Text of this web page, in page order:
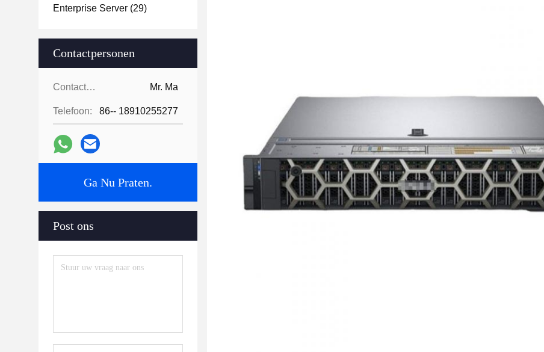
Enterprise Server (29)
Contactpersonen
Contactpersonen: Mr. Ma
Telefoon: 86-- 18910255277
Ga Nu Praten.
Post ons